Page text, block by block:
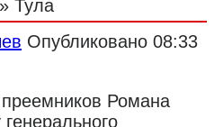
Тула
Опубликовано 08:33
Романа